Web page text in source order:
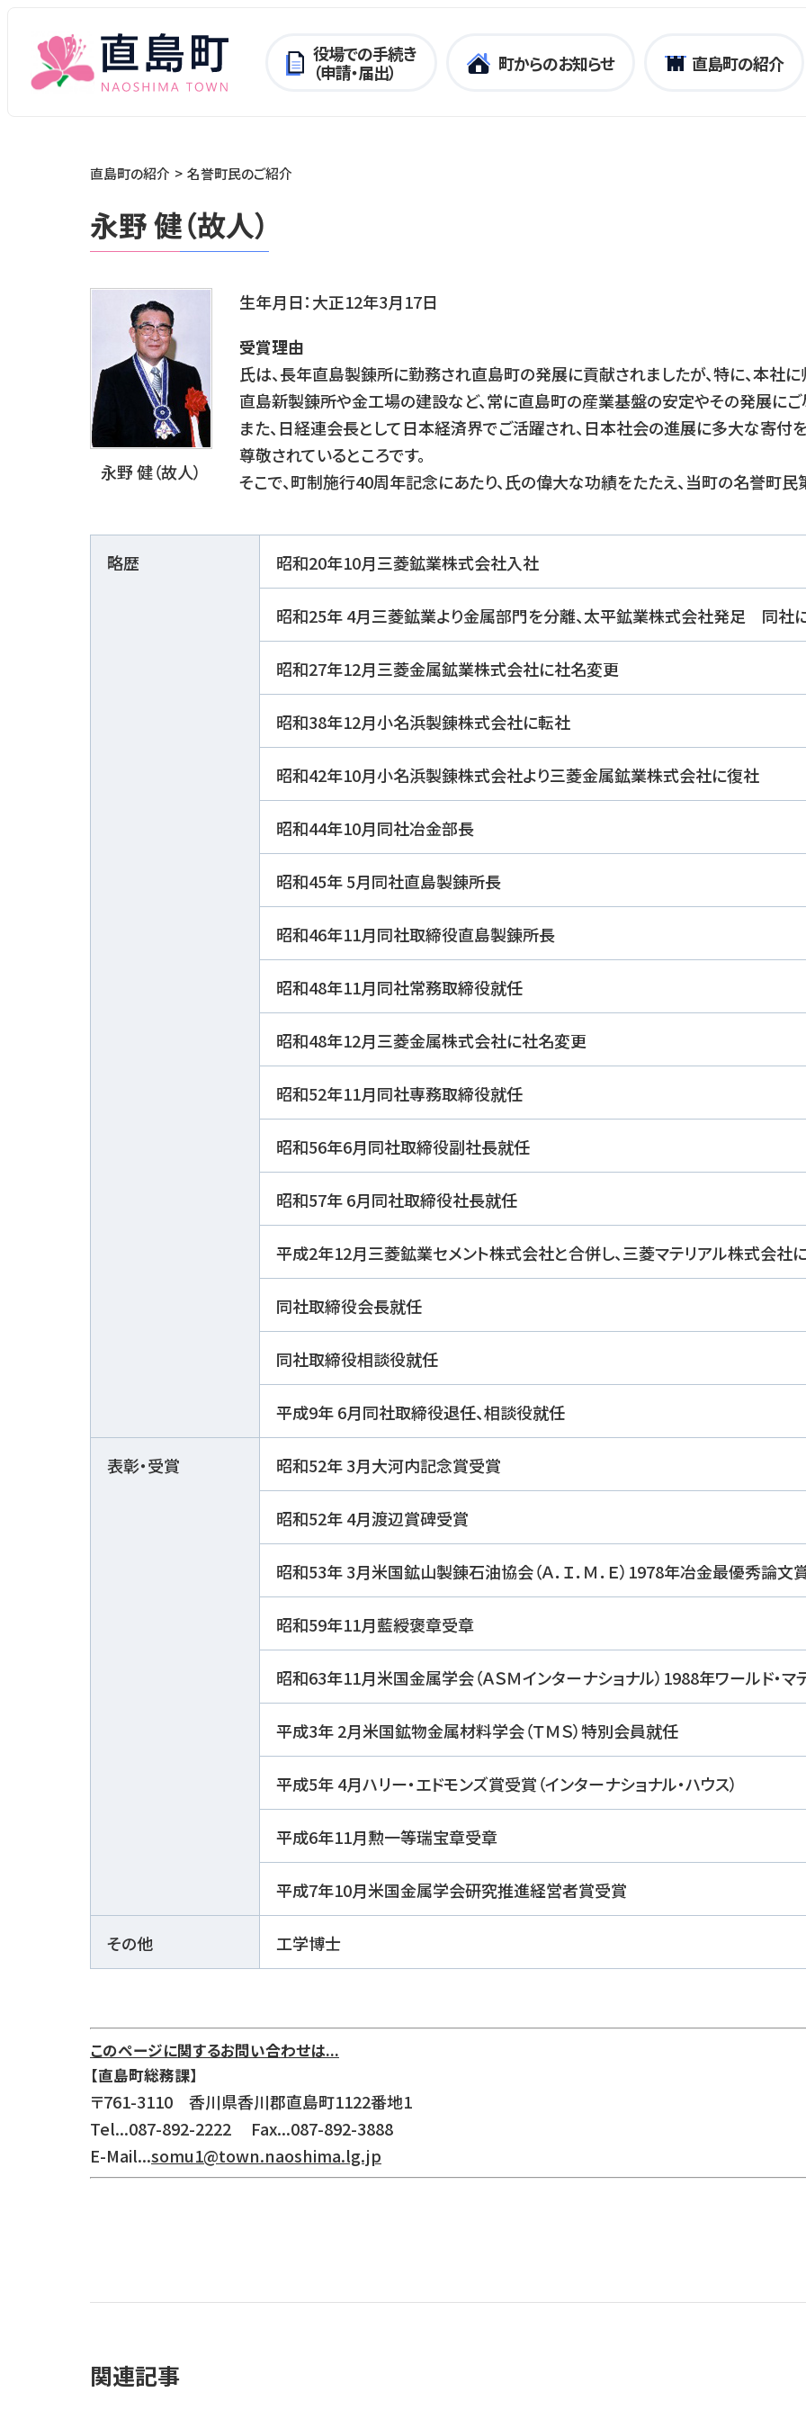
役場での手続き
（申請・届出）
町からのお知らせ 直島町の紹介
直島町の紹介 名誉町民のご紹介
永野 健（故人）
永野 健（故人）
生年月日：大正12年3月17日
受賞理由
氏は、長年直島製錬所に勤務され直島町の発展に貢献されましたが、特に、本社
直島新製錬所や金工場の建設など、常に直島町の産業基盤の安定やその発展にご
また、日経連会長として日本経済界でご活躍され、日本社会の進展に多大な寄付
尊敬されているところです。
そこで、町制施行40周年記念にあたり、氏の偉大な功績をたたえ、当町の名誉町民
略歴 昭和20年10月三菱鉱業株式会社入社
昭和25年 4月三菱鉱業より金属部門を分離、太平鉱業株式会社発足 同社
昭和27年12月三菱金属鉱業株式会社に社名変更
昭和38年12月小名浜製錬株式会社に転社
昭和42年10月小名浜製錬株式会社より三菱金属鉱業株式会社に復社
昭和44年10月同社冶金部長
昭和45年 5月同社直島製錬所長
昭和46年11月同社取締役直島製錬所長
昭和48年11月同社常務取締役就任
昭和48年12月三菱金属株式会社に社名変更
昭和52年11月同社専務取締役就任
昭和56年6月同社取締役副社長就任
昭和57年 6月同社取締役社長就任
平成2年12月三菱鉱業セメント株式会社と合併し、三菱マテリアル株式会社
同社取締役会長就任
同社取締役相談役就任
平成9年 6月同社取締役退任、相談役就任
表彰・受賞 昭和52年 3月大河内記念賞受賞
昭和52年 4月渡辺賞碑受賞
昭和53年 3月米国鉱山製錬石油協会（Ａ．Ｉ．Ｍ．Ｅ）1978年冶金最優秀論文
昭和59年11月藍綬褒章受章
昭和63年11月米国金属学会（ＡＳＭインターナショナル）1988年ワールド・マ
平成3年 2月米国鉱物金属材料学会（ＴＭＳ）特別会員就任
平成5年 4月ハリー・エドモンズ賞受賞（インターナショナル・ハウス）
平成6年11月勲一等瑞宝章受章
平成7年10月米国金属学会研究推進経営者賞受賞
その他 工学博士
このページに関するお問い合わせは...
【直島町総務課】
〒761-3110 香川県香川郡直島町1122番地1
Tel...087-892-2222 Fax...087-892-3888
E-Mail...somu1@town.naoshima.lg.jp
関連記事